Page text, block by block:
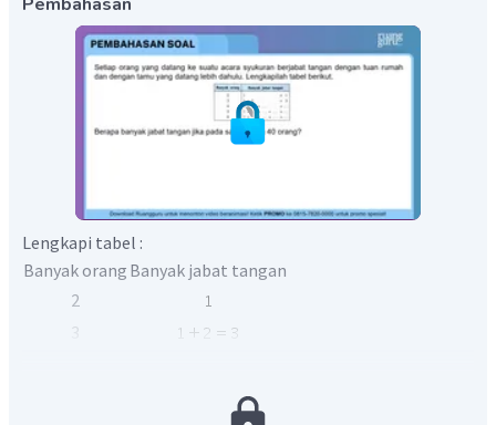
Lengkapi tabel :
Banyak orang Banyak jabat tangan
2
3